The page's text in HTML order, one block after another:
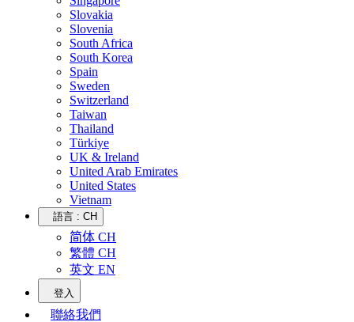
Slovakia
Slovenia
South Africa
South Korea
Spain
Sweden
Switzerland
Taiwan
Thailand
Türkiye
UK & Ireland
United Arab Emirates
United States
Vietnam
語言 : CH
简体 CH
繁體 CH
英文 EN
登入
聯絡我們